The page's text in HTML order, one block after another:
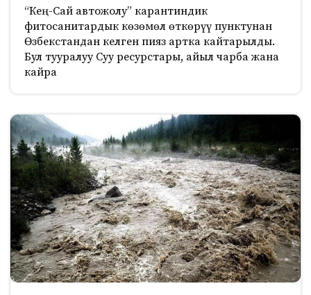
“Кең-Сай автожолу” карантиндик
фитосанитардык көзөмөл өткөрүү пунктунан
Өзбекстандан келген пияз артка кайтарылды.
Бул тууралуу Суу ресурстары, айыл чарба жана
кайра